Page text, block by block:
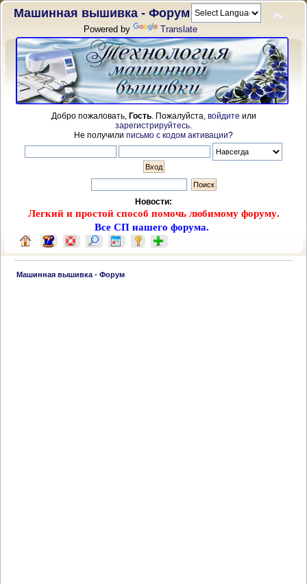
Машинная вышивка - Форум
Powered by Translate
Добро пожаловать, Гость. Пожалуйста, войдите или
зарегистрируйтесь
Не получили письмо с кодом активации?
Новости:
Легкий и простой способ помочь любимому форуму.
Все СП нашего форума.
Машинная вышивка - Форум